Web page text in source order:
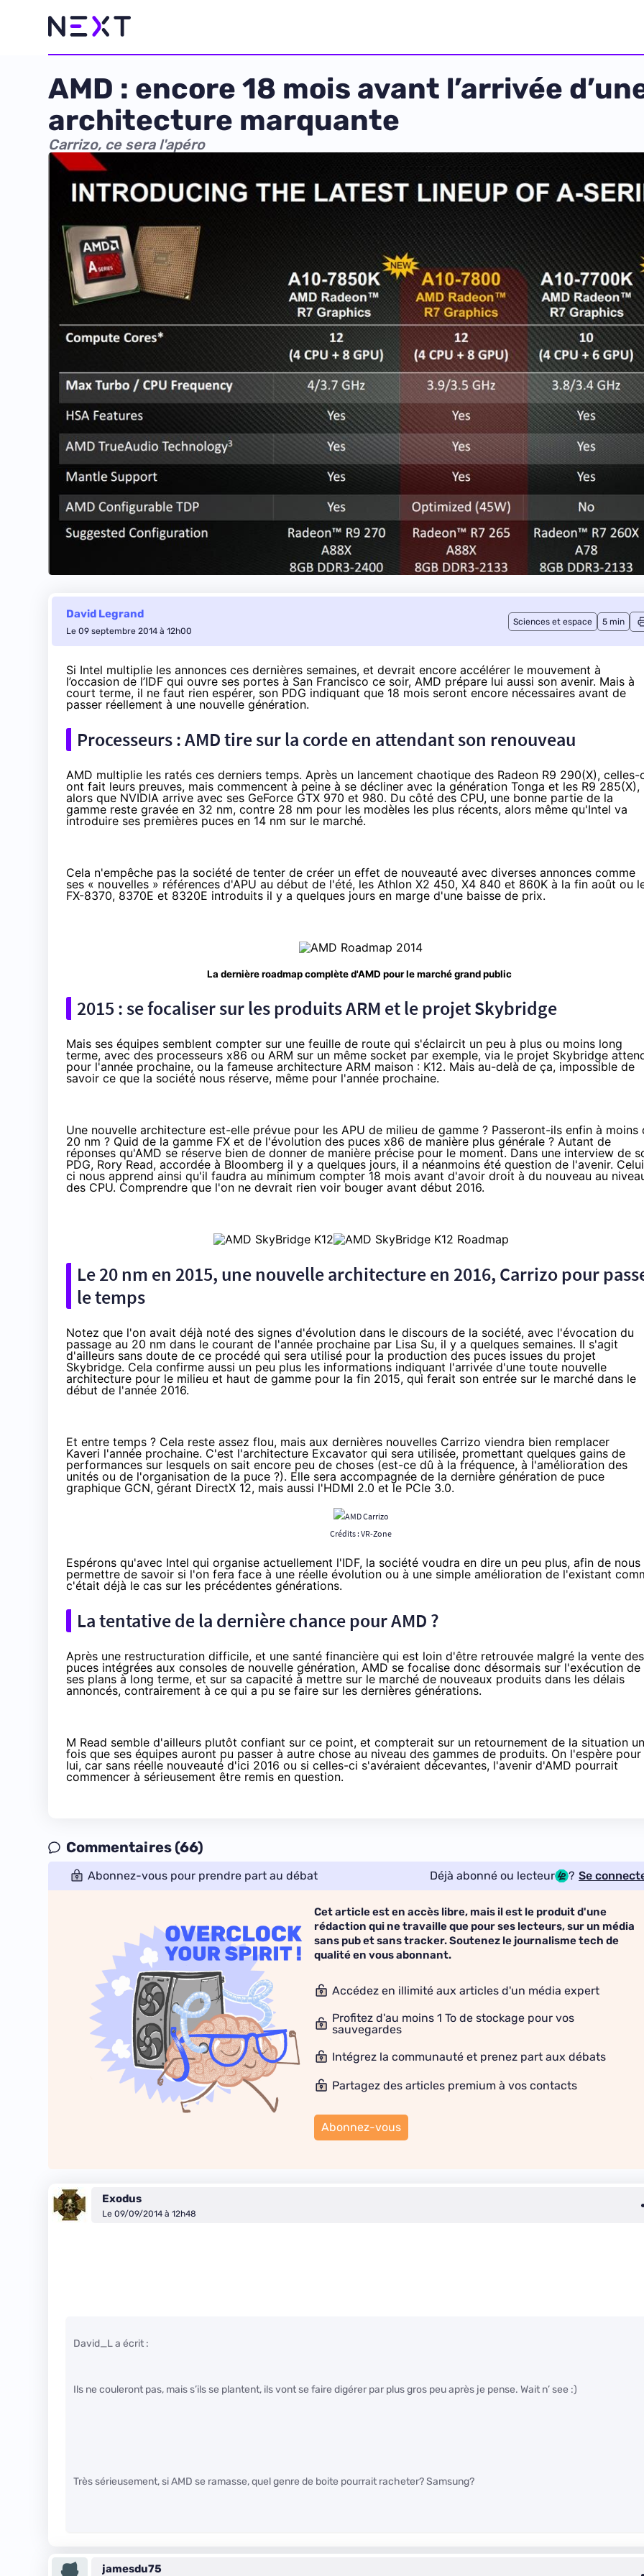
AMD : encore 18 mois avant l’arrivée
architecture marquante
Carrizo, ce sera l'apéro
David Legrand
Le 09 septembre 2014 à 12h00
Sciences et espace 5 min
Si Intel multiplie les annonces ces dernières semaines, et devrait encore accélérer le mouvement à
l’occasion de l’IDF qui ouvre ses portes à San Francisco ce soir, AMD prépare lui aussi son avenir. Mais à
court terme, il ne faut rien espérer, son PDG indiquant que 18 mois seront encore nécessaires avant de
passer réellement à une nouvelle génération.
Processeurs : AMD tire sur la corde en attendant son renouveau
AMD multiplie les ratés ces derniers temps. Après un lancement chaotique des Radeon R9 290(X), celles-
ont fait leurs preuves, mais commencent à peine à se décliner avec la génération Tonga et les R9 285(X),
alors que NVIDIA arrive avec ses GeForce GTX 970 et 980. Du côté des CPU, une bonne partie de la
gamme reste gravée en 32 nm, contre 28 nm pour les modèles les plus récents, alors même qu'Intel va
introduire ses premières puces en 14 nm sur le marché.
Cela n'empêche pas la société de tenter de créer un effet de nouveauté avec diverses annonces comme
ses « nouvelles » références d'APU au début de l'été, les Athlon X2 450, X4 840 et 860K à la fin août ou
FX-8370, 8370E et 8320E introduits il y a quelques jours en marge d'une baisse de prix.
La dernière roadmap complète d'AMD pour le marché grand public
2015 : se focaliser sur les produits ARM et le projet Skybridge
Mais ses équipes semblent compter sur une feuille de route qui s'éclaircit un peu à plus ou moins long
terme, avec des processeurs x86 ou ARM sur un même socket par exemple, via le projet Skybridge
pour l'année prochaine, ou la fameuse architecture ARM maison : K12. Mais au-delà de ça, impossible de
savoir ce que la société nous réserve, même pour l'année prochaine.
Une nouvelle architecture est-elle prévue pour les APU de milieu de gamme ? Passeront-ils enfin à moins
20 nm ? Quid de la gamme FX et de l'évolution des puces x86 de manière plus générale ? Autant de
réponses qu'AMD se réserve bien de donner de manière précise pour le moment. Dans une interview de
PDG, Rory Read, accordée à Bloomberg il y a quelques jours, il a néanmoins été question de l'avenir.
ci nous apprend ainsi qu'il faudra au minimum compter 18 mois avant d'avoir droit à du nouveau au
des CPU. Comprendre que l'on ne devrait rien voir bouger avant début 2016.
Le 20 nm en 2015, une nouvelle architecture en 2016, Carrizo pour
le temps
Notez que l'on avait déjà noté des signes d'évolution dans le discours de la société, avec l'évocation du
passage au 20 nm dans le courant de l'année prochaine par Lisa Su, il y a quelques semaines. Il s'agit
d'ailleurs sans doute de ce procédé qui sera utilisé pour la production des puces issues du projet
Skybridge. Cela confirme aussi un peu plus les informations indiquant l'arrivée d'une toute nouvelle
architecture pour le milieu et haut de gamme pour la fin 2015, qui ferait son entrée sur le marché dans le
début de l'année 2016.
Et entre temps ? Cela reste assez flou, mais aux dernières nouvelles Carrizo viendra bien remplacer
Kaveri l'année prochaine. C'est l'architecture Excavator qui sera utilisée, promettant quelques gains de
performances sur lesquels on sait encore peu de choses (est-ce dû à la fréquence, à l'amélioration des
unités ou de l'organisation de la puce ?). Elle sera accompagnée de la dernière génération de puce
graphique GCN, gérant DirectX 12, mais aussi l'HDMI 2.0 et le PCIe 3.0.
Crédits : VR-Zone
Espérons qu'avec Intel qui organise actuellement l'IDF, la société voudra en dire un peu plus, afin de nous
permettre de savoir si l'on fera face à une réelle évolution ou à une simple amélioration de l'existant
c'était déjà le cas sur les précédentes générations.
La tentative de la dernière chance pour AMD ?
Après une restructuration difficile, et une santé financière qui est loin d'être retrouvée malgré la vente des
puces intégrées aux consoles de nouvelle génération, AMD se focalise donc désormais sur l'exécution de
ses plans à long terme, et sur sa capacité à mettre sur le marché de nouveaux produits dans les délais
annoncés, contrairement à ce qui a pu se faire sur les dernières générations.
M Read semble d'ailleurs plutôt confiant sur ce point, et compterait sur un retournement de la situation
fois que ses équipes auront pu passer à autre chose au niveau des gammes de produits. On l'espère pour
lui, car sans réelle nouveauté d'ici 2016 ou si celles-ci s'avéraient décevantes, l'avenir d'AMD pourrait
commencer à sérieusement être remis en question.
Commentaires (66)
Abonnez-vous pour prendre part au débat Déjà abonné ou lecteur ? Se
Cet article est en accès libre, mais il est le produit d'une
rédaction qui ne travaille que pour ses lecteurs, sur un média
sans pub et sans tracker. Soutenez le journalisme tech de
qualité en vous abonnant.
Accédez en illimité aux articles d'un média expert
Profitez d'au moins 1 To de stockage pour vos
sauvegardes
Intégrez la communauté et prenez part aux débats
Partagez des articles premium à vos contacts
Abonnez-vous
Exodus
Le 09/09/2014 à 12h48
David_L a écrit :
Ils ne couleront pas, mais s’ils se plantent, ils vont se faire digérer par plus gros peu après je pense. Wait n’ see :)
Très sérieusement, si AMD se ramasse, quel genre de boite pourrait racheter? Samsung?
jamesdu75